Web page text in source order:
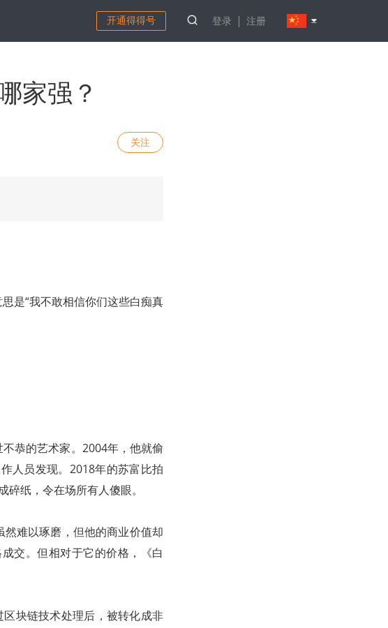
开通得得号 登录 注册
家强？
关注
是“我不敢相信你们这些白痴真
恭的艺术家。2004年，他就偷
人员发现。2018年的苏富比拍
纸，令在场所有人傻眼。
难以琢磨，但他的商业价值却
交。但相对于它的价格，《白
块链技术处理后，被转化成非